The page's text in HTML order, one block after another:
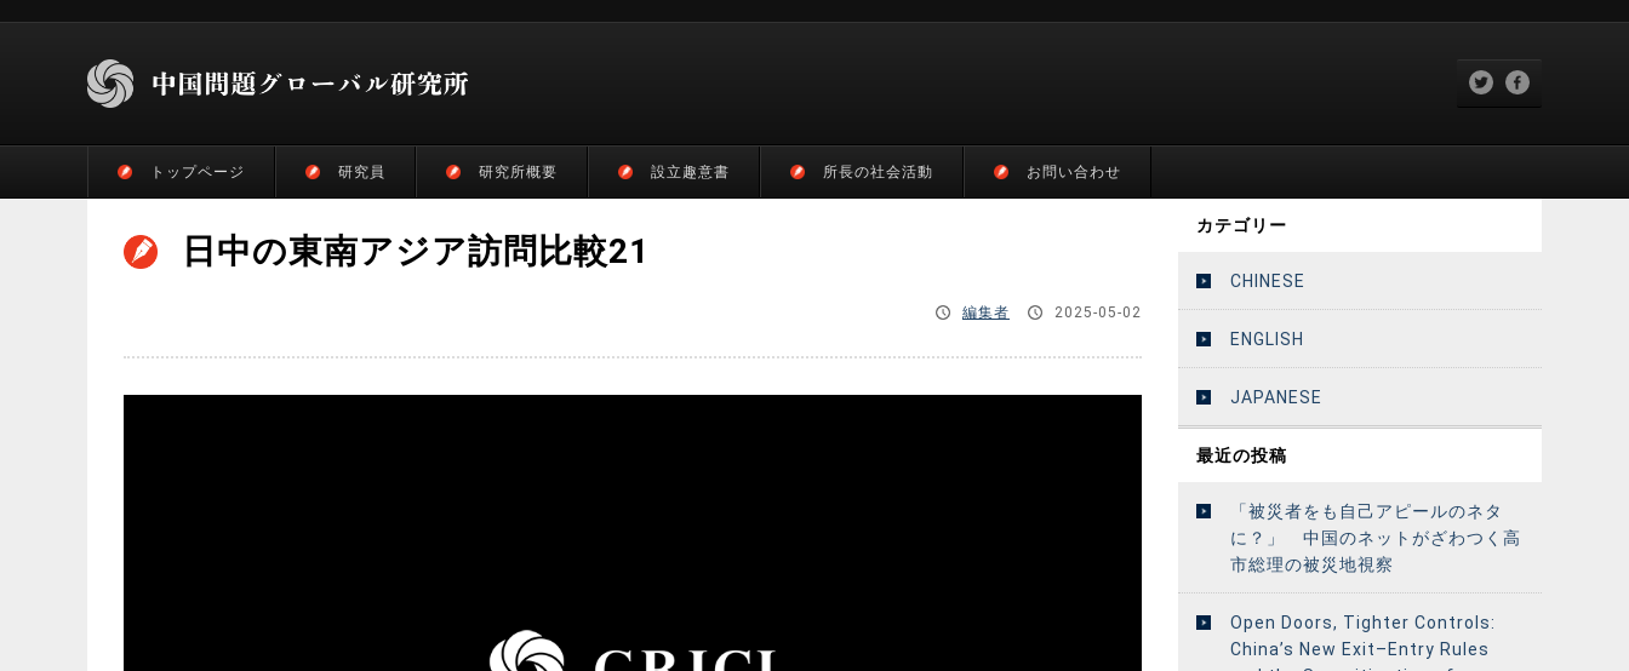
トップページ 研究員 研究所概要 設立趣意書 所長の社会活動 お問い合わせ
日中の東南アジア訪問比較21
編集者 2025-05-02
カテゴリー
CHINESE
ENGLISH
JAPANESE
最近の投稿
「被災者をも自己アピールのネタ
に？」 中国のネットがざわつく高
市総理の被災地視察
Open Doors, Tighter Controls:
China’s New Exit–Entry Rules